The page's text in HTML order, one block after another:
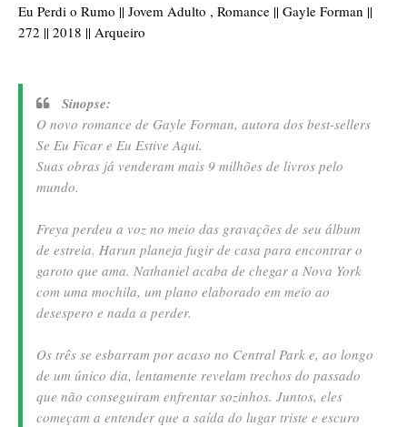
Eu Perdi o Rumo || Jovem Adulto , Romance || Gayle Forman ||
272 || 2018 || Arqueiro
Sinopse:
O novo romance de Gayle Forman, autora dos best-sellers
Se Eu Ficar e Eu Estive Aqui.
Suas obras já venderam mais 9 milhões de livros pelo
mundo.
Freya perdeu a voz no meio das gravações de seu álbum
de estreia. Harun planeja fugir de casa para encontrar o
garoto que ama. Nathaniel acaba de chegar a Nova York
com uma mochila, um plano elaborado em meio ao
desespero e nada a perder.
Os três se esbarram por acaso no Central Park e, ao longo
de um único dia, lentamente revelam trechos do passado
que não conseguiram enfrentar sozinhos. Juntos, eles
começam a entender que a saída do lugar triste e escuro